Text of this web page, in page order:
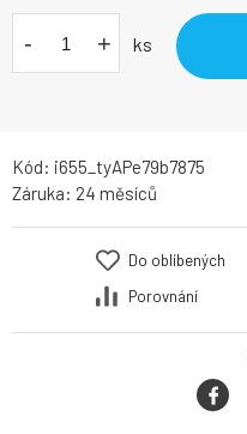
- + ks
Kód: i655_tyAPe79b7875
Záruka: 24 měsíců
Do oblíbených
Porovnání